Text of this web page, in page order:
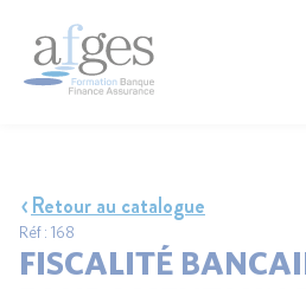
Retour au catalogue
Réf : 168
FISCALITÉ